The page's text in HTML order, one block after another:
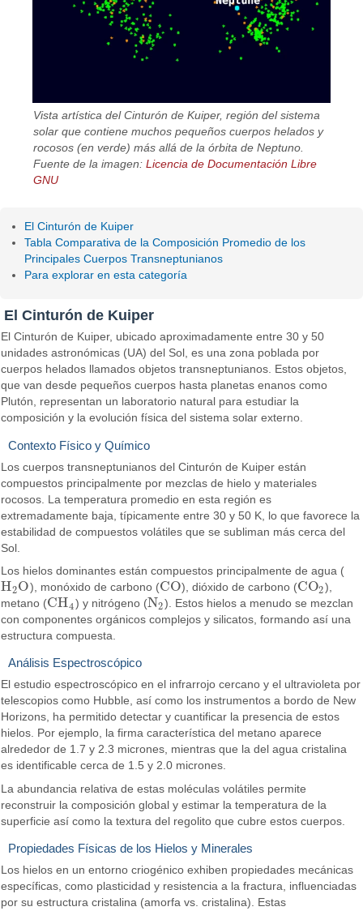
Vista artística del Cinturón de Kuiper, región del sistema
solar que contiene muchos pequeños cuerpos helados y
rocosos (en verde) más allá de la órbita de Neptuno.
Fuente de la imagen:Licencia de Documentación Libre
GNU
El Cinturón de Kuiper
Tabla Comparativa de la Composición Promedio de los
Principales Cuerpos Transneptunianos
Para explorar en esta categoría
El Cinturón de Kuiper
El Cinturón de Kuiper, ubicado aproximadamente entre 30 y 50
unidades astronómicas (UA) del Sol, es una zona poblada por
cuerpos helados llamados objetos transneptunianos. Estos objetos,
que van desde pequeños cuerpos hasta planetas enanos como
Plutón, representan un laboratorio natural para estudiar la
composición y la evolución física del sistema solar externo.
Contexto Físico y Químico
Los cuerpos transneptunianos del Cinturón de Kuiper están
compuestos principalmente por mezclas de hielo y materiales
rocosos. La temperatura promedio en esta región es
extremadamente baja, típicamente entre 30 y 50 K, lo que favorece la
estabilidad de compuestos volátiles que se subliman más cerca del
Sol.
Los hielos dominantes están compuestos principalmente de agua (
H2O
H2O ), monóxido de carbono (CO
CO ), dióxido de carbono (CO2
CO2 ),
metano (CH4
CH4 ) y nitrógeno (N2
N2 ). Estos hielos a menudo se mezclan
con componentes orgánicos complejos y silicatos, formando así una
estructura compuesta.
Análisis Espectroscópico
El estudio espectroscópico en el infrarrojo cercano y el ultravioleta por
telescopios como Hubble, así como los instrumentos a bordo de New
Horizons, ha permitido detectar y cuantificar la presencia de estos
hielos. Por ejemplo, la firma característica del metano aparece
alrededor de 1.7 y 2.3 micrones, mientras que la del agua cristalina
es identificable cerca de 1.5 y 2.0 micrones.
La abundancia relativa de estas moléculas volátiles permite
reconstruir la composición global y estimar la temperatura de la
superficie así como la textura del regolito que cubre estos cuerpos.
Propiedades Físicas de los Hielos y Minerales
Los hielos en un entorno criogénico exhiben propiedades mecánicas
específicas, como plasticidad y resistencia a la fractura, influenciadas
por su estructura cristalina (amorfa vs. cristalina). Estas